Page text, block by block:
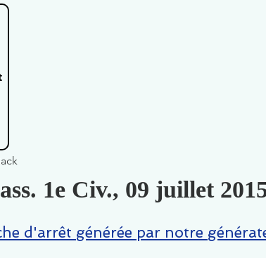
1e Civ., 09 juillet
d'arrêt générée par notre